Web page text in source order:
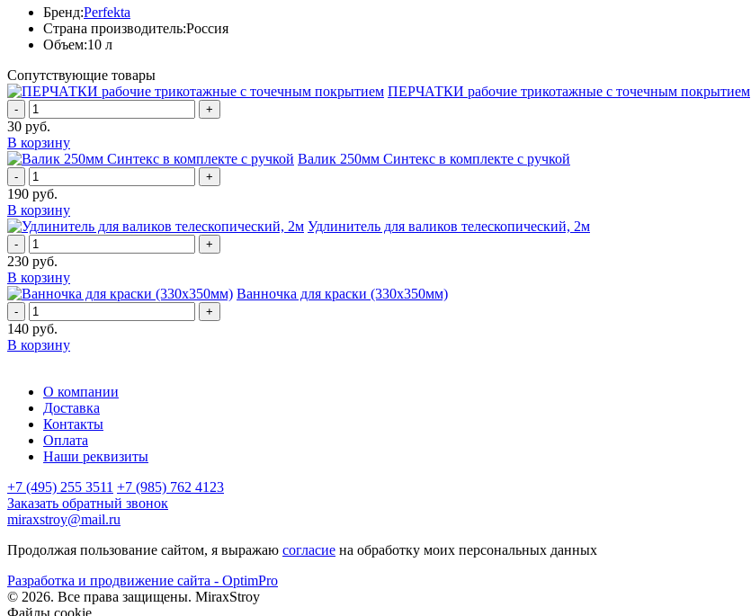
Бренд:Perfekta
Страна производитель:Россия
Объем:10 л
Сопутствующие товары
ПЕРЧАТКИ рабочие трикотажные с точечным покрытием
- +
30 руб.
В корзину
Валик 250мм Синтекс в комплекте с ручкой
- +
190 руб.
В корзину
Удлинитель для валиков телескопический, 2м
- +
230 руб.
В корзину
Ванночка для краски (330х350мм)
- +
140 руб.
В корзину
О компании
Доставка
Контакты
Оплата
Наши реквизиты
+7 (495) 255 3511 +7 (985) 762 4123
Заказать обратный звонок
miraxstroy@mail.ru
Продолжая пользование сайтом, я выражаю согласие на обработку моих персональных данных
Разработка и продвижение сайта - OptimPro
© 2026. Все права защищены. MiraxStroy
Файлы cookie